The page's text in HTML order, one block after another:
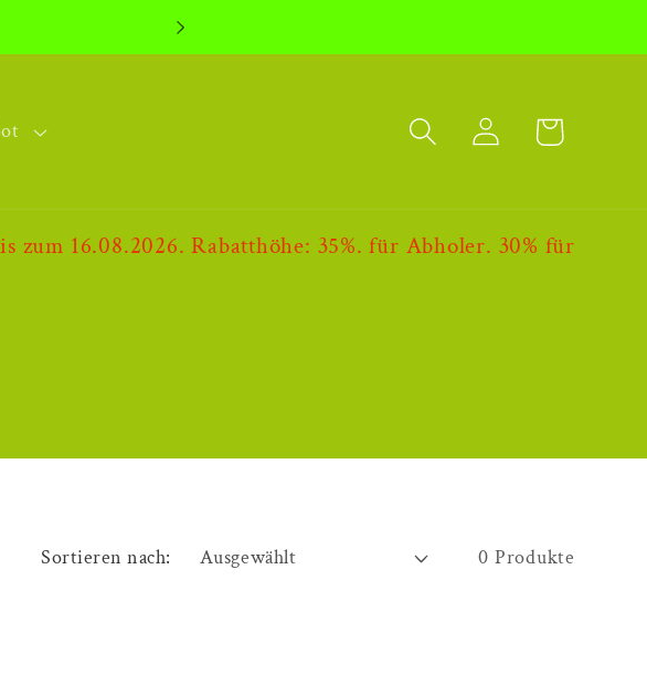
EinloggenWarenkorb
16.08.2026. Rabatthöhe: 35%. für Abholer. 30% für
Sortieren nach: 0 Produkte